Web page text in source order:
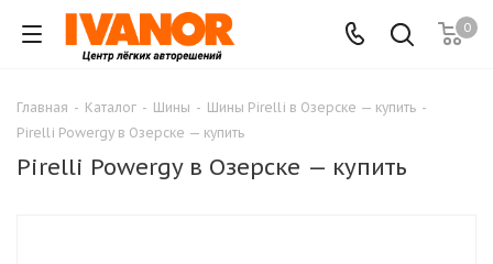
0
Главная - Каталог - Шины - Шины Pirelli в Озерске — купить -
Pirelli Powergy в Озерске — купить
Pirelli Powergy в Озерске — купить